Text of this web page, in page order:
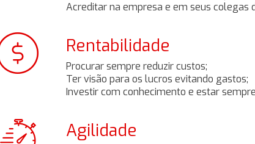
Acreditar na empresa e em seus colegas
Rentabilidade
Procurar sempre reduzir custos;
Ter visão para os lucros evitando gastos;
Investir com conhecimento e estar
Agilidade